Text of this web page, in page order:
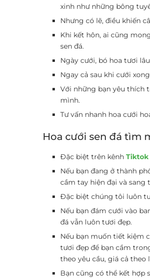
xinh như những bông
Nhưng có lẽ, điều khiến
Khi kết hôn, ai cũng
sen đá.
Ngày cưới, bó hoa tươi
Ngay cả sau khi cưới
Với những bạn yêu thích
mình.
Tư vấn nhanh hoa cưới
Hoa cưới sen đá tìm
Đặc biệt trên kênh Tiktok
Nếu bạn đang ở thành
cầm tay hiện đại và sang
Đặc biệt chúng tôi luôn
Nếu bạn đám cưới vào
đá vẫn luôn tươi đẹp.
Nếu bạn muốn tiết kiệm
tươi đẹp để bạn cầm
theo yêu cầu, giá cả theo
Bạn cũng có thể kết hợp